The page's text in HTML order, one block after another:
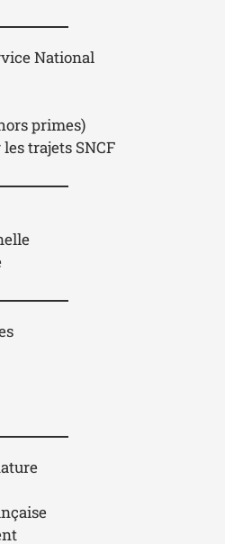
National
primes)
trajets SNCF